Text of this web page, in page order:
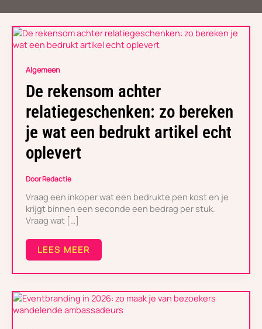
Algemeen
De rekensom achter
relatiegeschenken: zo bereken
je wat een bedrukt artikel echt
oplevert
DoorRedactie
Vraag een inkoper wat een bedrukte pen kost en je
krijgt binnen een seconde een bedrag per stuk.
Vraag wat […]
DE
RELATIEGESCHENKEN:
BEREKEN
JE
WAT
BEDRUKT
ARTIKEL
ECHT
OPLEVERT
LEES MEER
EVENTBRANDING